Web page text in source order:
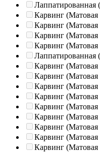
Лаппатированная
Карвинг (Матовая
Карвинг (Матовая
Карвинг (Матовая
Карвинг (Матовая
Лаппатированная
Карвинг (Матовая
Карвинг (Матовая
Карвинг (Матовая
Карвинг (Матовая
Карвинг (Матовая
Карвинг (Матовая
Карвинг (Матовая
Карвинг (Матовая
Карвинг (Матовая